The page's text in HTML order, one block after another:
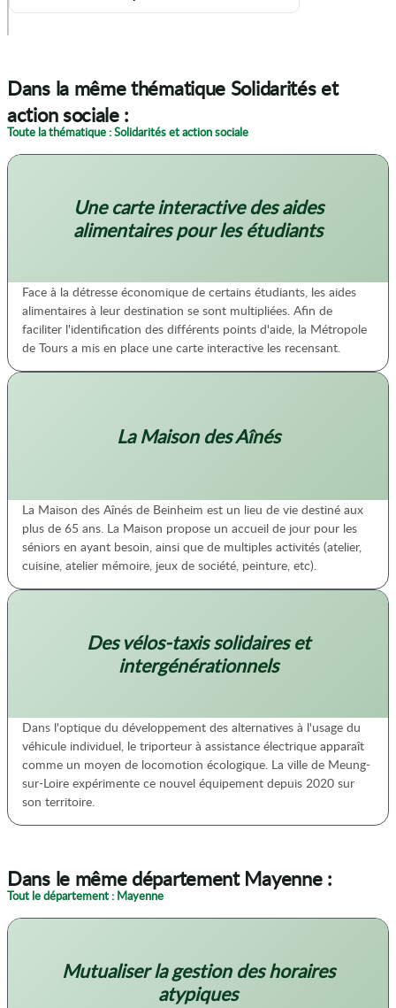
Dans la même thématique Solidarités et
action sociale :
Toute la thématique : Solidarités et action sociale
Une carte interactive des aides
alimentaires pour les étudiants
Face à la détresse économique de certains étudiants, les aides
alimentaires à leur destination se sont multipliées. Afin de
faciliter l'identification des différents points d'aide, la Métropole
de Tours a mis en place une carte interactive les recensant.
La Maison des Aînés
La Maison des Aînés de Beinheim est un lieu de vie destiné aux
plus de 65 ans. La Maison propose un accueil de jour pour les
séniors en ayant besoin, ainsi que de multiples activités (atelier,
cuisine, atelier mémoire, jeux de société, peinture, etc).
Des vélos-taxis solidaires et
intergénérationnels
Dans l'optique du développement des alternatives à l'usage du
véhicule individuel, le triporteur à assistance électrique apparaît
comme un moyen de locomotion écologique. La ville de Meung-
sur-Loire expérimente ce nouvel équipement depuis 2020 sur
son territoire.
Dans le même département Mayenne :
Tout le département : Mayenne
Mutualiser la gestion des horaires
atypiques